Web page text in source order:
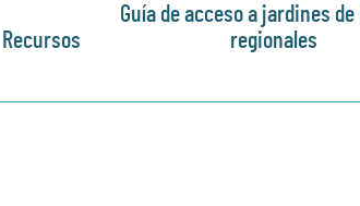
Recursos
Guía de acceso a jardines
regionales